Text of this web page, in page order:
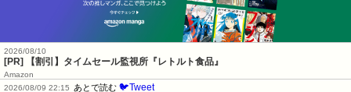
2026/08/10
[PR] 【割引】タイムセール監視所『レトルト食品』
Amazon
2026/08/09 22:15
あとで読む 🐦Tweet